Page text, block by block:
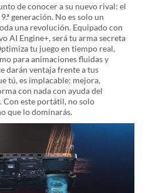
de conocer a su nuevo rival: el
generación. No es solo un
una revolución. Equipado con
AI Engine+, será tu arma secreta
tu juego en tiempo real,
para animaciones fluidas y
darán ventaja frente a tus
tú, es implacable: mejora,
con nada con ayuda del
Con este portátil, no solo
que lo dominarás.